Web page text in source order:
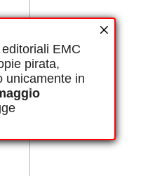
EMC
pirata,
unicamente in